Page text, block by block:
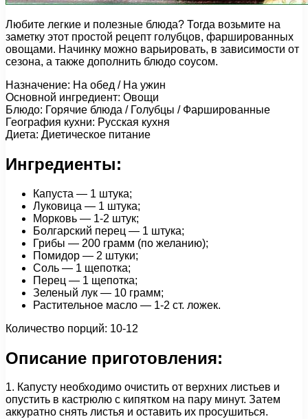
Любите легкие и полезные блюда? Тогда возьмите на
заметку этот простой рецепт голубцов, фаршированных
овощами. Начинку можно варьировать, в зависимости от
сезона, а также дополнить блюдо соусом.
Назначение: На обед / На ужин
Основной ингредиент: Овощи
Блюдо: Горячие блюда / Голубцы / Фаршированные
География кухни: Русская кухня
Диета: Диетическое питание
Ингредиенты:
Капуста — 1 штука;
Луковица — 1 штука;
Морковь — 1-2 штук;
Болгарский перец — 1 штука;
Грибы — 200 грамм (по желанию);
Помидор — 2 штуки;
Соль — 1 щепотка;
Перец — 1 щепотка;
Зеленый лук — 10 грамм;
Растительное масло — 1-2 ст. ложек.
Количество порций: 10-12
Описание приготовления:
1. Капусту необходимо очистить от верхних листьев и
опустить в кастрюлю с кипятком на пару минут. Затем
аккуратно снять листья и оставить их просушиться.